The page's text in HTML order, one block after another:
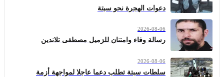
دعوات الهجرة نحو سبتة
2026-08-06
رسالة وفاء وامتنان للزميل مصطفى تلاندين
2026-08-06
سلطات سبتة تطلب دعما عاجلا لمواجهة أزمة